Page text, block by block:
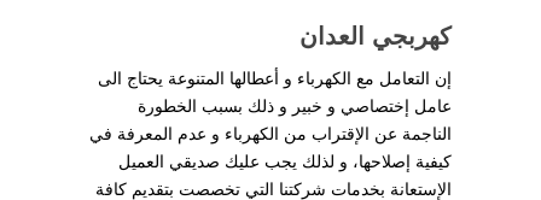
كهربجي العدان
إن التعامل مع الكهرباء و أعطالها المتنوعة يحتاج الى
عامل إختصاصي و خبير و ذلك بسبب الخطورة
الناجمة عن الإقتراب من الكهرباء و عدم المعرفة في
كيفية إصلاحها، و لذلك يجب عليك صديقي العميل
الإستعانة بخدمات شركتنا التي تخصصت بتقديم كافة